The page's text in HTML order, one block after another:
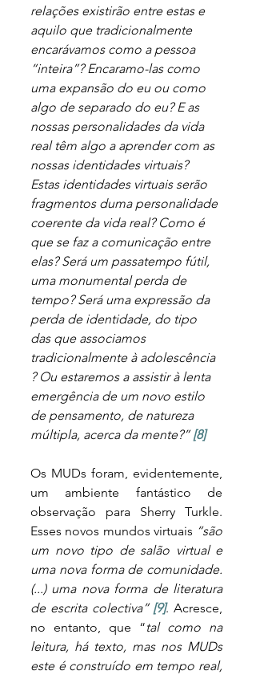
relações existirão entre estas e
aquilo que tradicionalmente
encarávamos como a pessoa
“inteira”? Encaramo-las como
uma expansão do eu ou como
algo de separado do eu? E as
nossas personalidades da vida
real têm algo a aprender com as
nossas identidades virtuais?
Estas identidades virtuais serão
fragmentos duma personalidade
coerente da vida real? Como é
que se faz a comunicação entre
elas? Será um passatempo fútil,
uma monumental perda de
tempo? Será uma expressão da
perda de identidade, do tipo
das que associamos
tradicionalmente à adolescência
? Ou estaremos a assistir à lenta
emergência de um novo estilo
de pensamento, de natureza
múltipla, acerca da mente?” [8]
Os MUDs foram, evidentemente,
um ambiente fantástico de
observação para Sherry Turkle.
Esses novos mundos virtuais “são
um novo tipo de salão virtual e
uma nova forma de comunidade.
(...) uma nova forma de literatura
de escrita colectiva” [9]. Acresce,
no entanto, que “tal como na
leitura, há texto, mas nos MUDs
este é construído em tempo real,